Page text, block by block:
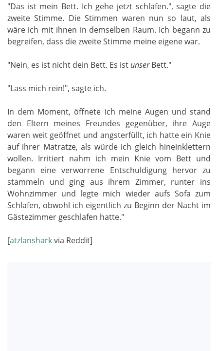
"Das ist mein Bett. Ich gehe jetzt schlafen.", sagte die
zweite Stimme. Die Stimmen waren nun so laut, als
wäre ich mit ihnen in demselben Raum. Ich begann zu
begreifen, dass die zweite Stimme meine eigene war.
"Nein, es ist nicht dein Bett. Es ist unserBett."
"Lass mich rein!", sagte ich.
In dem Moment, öffnete ich meine Augen und stand
den Eltern meines Freundes gegenüber, ihre Auge
waren weit geöffnet und angsterfüllt, ich hatte ein Knie
auf ihrer Matratze, als würde ich gleich hineinklettern
wollen. Irritiert nahm ich mein Knie vom Bett und
begann eine verworrene Entschuldigung hervor zu
stammeln und ging aus ihrem Zimmer, runter ins
Wohnzimmer und legte mich wieder aufs Sofa zum
Schlafen, obwohl ich eigentlich zu Beginn der Nacht im
Gästezimmer geschlafen hatte."
[atzlansharkvia Reddit]